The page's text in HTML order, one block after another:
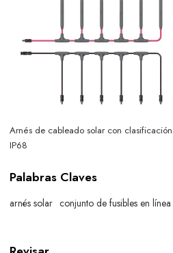
Arnés de cableado solar con clasificación
IP68
Palabras Claves
arnés solar conjunto de fusibles en línea